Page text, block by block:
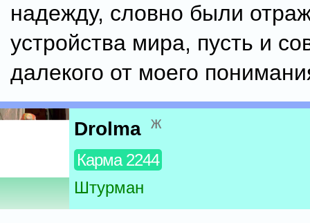
надежду, словно были
устройства мира, пусть и
далекого от моего
Drolma ж
Карма 2244
Штурман